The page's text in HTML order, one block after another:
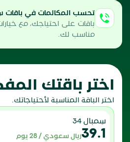
تحسب المكالمات في باقات
باقات على احتياجك، مع
مناسب لك.
اختر باقتك
اختر الباقة المناسبة لأحتياجاتك.
سِمبال 34
39.1ريال سعودي / 28 يوم